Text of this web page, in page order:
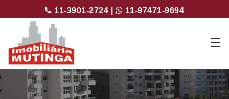
11-3901-2724 | 11-97471-9694
☰